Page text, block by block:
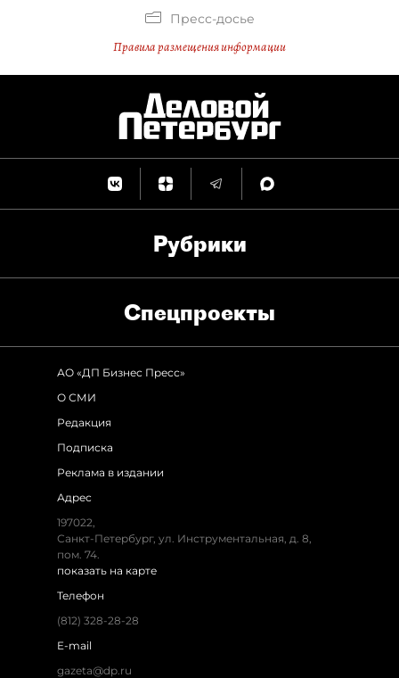
Пресс-досье
Правила размещения информации
Рубрики
Спец­проекты
АО «ДП Бизнес Пресс»
О СМИ
Редакция
Подписка
Реклама в издании
Адрес
197022,
Санкт-Петербург, ул. Инструментальная, д. 8,
пом. 74.
показать на карте
Телефон
(812) 328-28-28
E-mail
gazeta@dp.ru